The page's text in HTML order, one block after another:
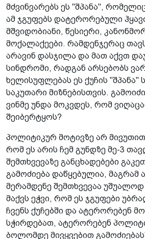
მძვინვარებს ეს "შპანა",
ამ ჯგუფებს დატერორებული
მშვიდობიანი, წესიერი,
მოქალაქეები. რამდენჯერაც
არავინ დასჯილა და მათ აქვთ
სინდრომი, რადგან არსებობს
ხელისუფლებას ეს ქუჩის "შპანა"
საკუთარი მიზნებისთვის.
ვინმე უნდა მოკვდეს, რომ
შეიბერტყოს?
პოლიტიკურ მოტივზე არ
რომ ეს არის ჩემ გუნდზე მე-3
შემთხვევაზე განცხადებები
გამოძიება დაწყებულია, მაგრამ
მერამდენე შემთხვევაა უშუალოდ
მაქვს ეჭვი, რომ ეს ჯგუფები
ჩვენს ქუჩებში და ატერორებენ
სჭირდებათ, ატერორებენ
ბოლომდე მივყვებით